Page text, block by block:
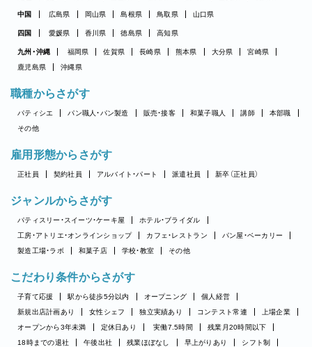
中国 広島県 岡山県 島根県 鳥取県 山口県
四国 愛媛県 香川県 徳島県 高知県
九州・沖縄 福岡県 佐賀県 長崎県 熊本県 大分県
宮崎県
鹿児島県
沖縄県
職種からさがす
パティシエ パン職人・パン製造 販売・接客 和菓子職人 講師
本部職
その他
雇用形態からさがす
正社員 契約社員 アルバイト・パート 派遣社員 新卒（正社員）
ジャンルからさがす
パティスリー・スイーツ・ケーキ屋
ホテル・ブライダル
工房・アトリエ・オンラインショップ
カフェ・レストラン
パン屋・ベーカリー
製造工場・ラボ
和菓子店 学校・教室 その他
こだわり条件からさがす
子育て応援 駅から徒歩5分以内 オープニング
個人経営
新規出店計画あり
女性シェフ 独立実績あり コンテスト常連
上場企業
オープンから3年未満
定休日あり 実働7.5時間
残業月20時間以下
18時までの退社
午後出社 残業ほぼなし 早上がりあり
シフト制